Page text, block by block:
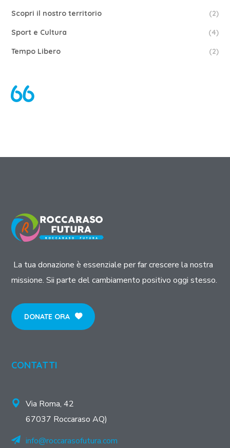
Scopri il nostro territorio (2)
Sport e Cultura (4)
Tempo Libero (2)
La tua donazione è essenziale per far crescere la nostra
missione. Sii parte del cambiamento positivo oggi stesso.
DONATE ORA
CONTATTI
Via Roma, 42
67037 Roccaraso AQ)
info@roccarasofutura.com